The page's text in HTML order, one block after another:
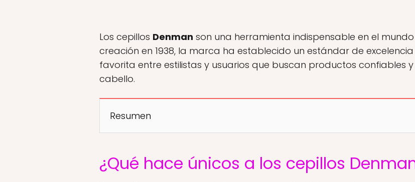
Los cepillos Denman son una herramienta indispensable en el
creación en 1938, la marca ha establecido un estándar de
favorita entre estilistas y usuarios que buscan productos confiables
cabello.
Resumen
¿Qué hace únicos a los cepillos